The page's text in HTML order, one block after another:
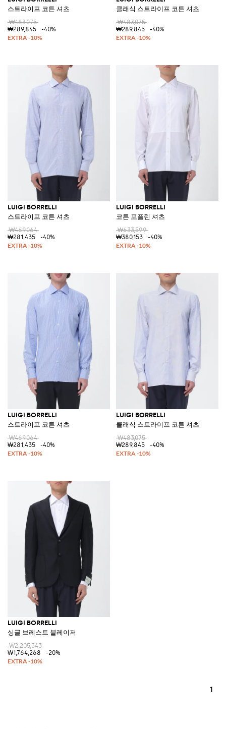
스트라이프 코튼 셔츠
₩483,075
₩289,845
-40%
클래식 스트라이프 코튼 셔츠
₩483,075
₩289,845
-40%
LUIGI BORRELLI
스트라이프 코튼 셔츠
₩469,064
₩281,435
-40%
LUIGI BORRELLI
코튼 포플린 셔츠
₩633,599
₩380,153
-40%
LUIGI BORRELLI
스트라이프 코튼 셔츠
₩469,064
₩281,435
-40%
LUIGI BORRELLI
클래식 스트라이프 코튼 셔츠
₩483,075
₩289,845
-40%
LUIGI BORRELLI
싱글 브레스트 블레이저
₩2,205,343
₩1,764,268
-20%
1